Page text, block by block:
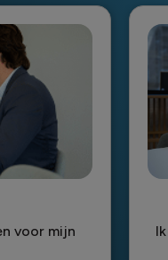
voor mijn